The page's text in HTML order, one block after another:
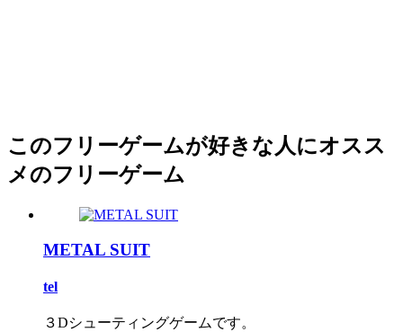
このフリーゲームが好きな人にオスス
メのフリーゲーム
METAL SUIT
tel
３Dシューティングゲームです。